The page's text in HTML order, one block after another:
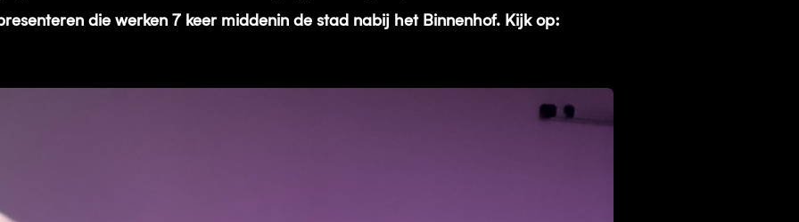
die werken 7 keer middenin de stad nabij het Binnenhof. Kijk op: